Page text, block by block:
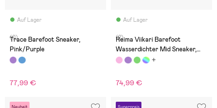
Auf Lager
(0)
Trace Barefoot Sneaker,
Pink/Purple
77,99 €
Auf Lager
(2)
Reima Viikari Barefoot
Wasserdichter Mid Sneaker,
Soft coral
74,99 €
Neuheit Superpreis